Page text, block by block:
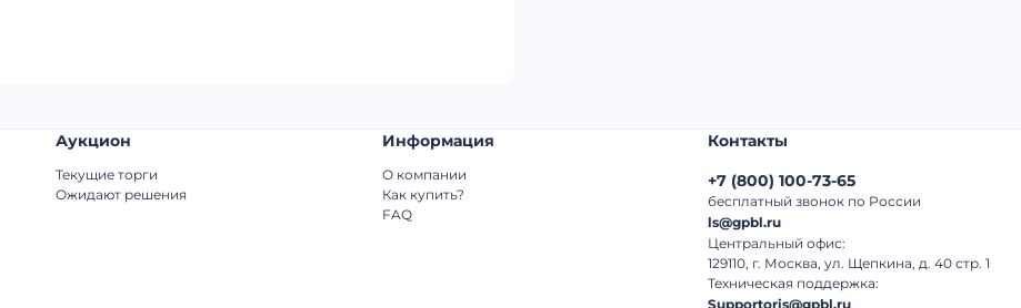
-
Москва
Аукцион
Текущие торги
Ожидают решения
Информация
О компании
Как купить?
FAQ
Контакты
+7 (800) 100-73-65
бесплатный звонок по России
ls@gpbl.ru
Центральный офис:
129110, г. Москва, ул. Щепкина, д. 40 стр. 1
Техническая поддержка:
Supportoris@gpbl.ru